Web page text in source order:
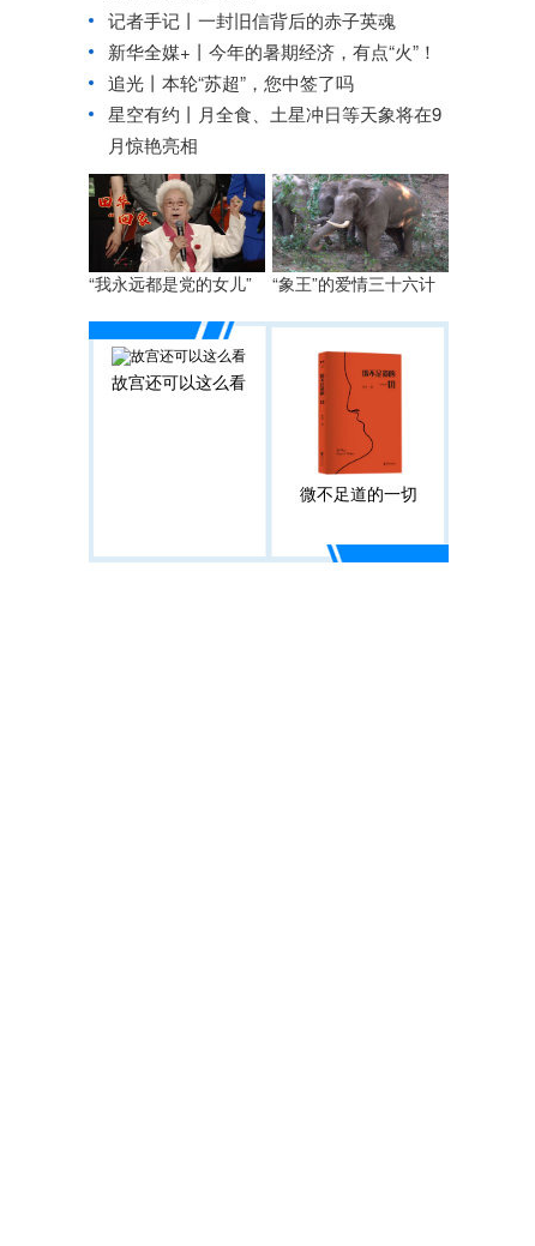
记者手记丨一封旧信背后的赤子英魂
新华全媒+丨 今年的暑期经济，有点“火”！
追光丨 本轮“苏超”，您中签了吗
星空有约丨
月全食、土星冲日等天象将在9
月惊艳亮相
“我永远都是党的女儿” “象王”的爱情三十六计
故宫还可以这么看
微不足道的一切